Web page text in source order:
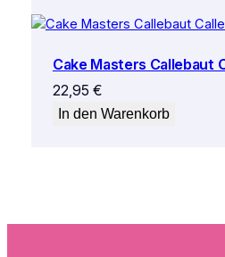
Cake Masters Callebaut
22,95 €
In den Warenkorb